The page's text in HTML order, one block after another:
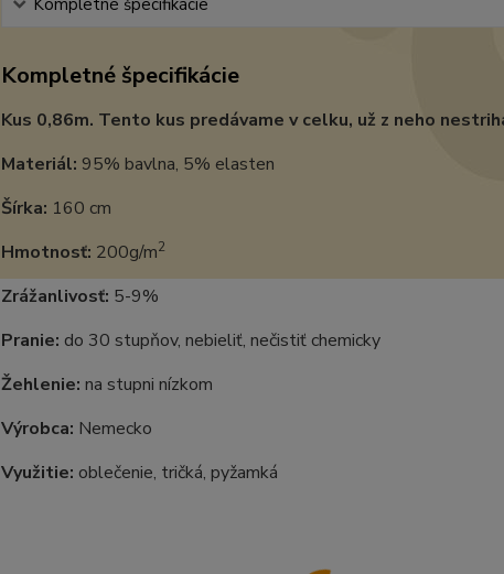
Kompletné špecifikácie
Kompletné špecifikácie
Kus 0,86m. Tento kus predávame v celku, už z neho
Materiál: 95% bavlna, 5% elasten
Šírka: 160 cm
Hmotnosť: 200g/m2
Zrážanlivosť: 5-9%
Pranie: do 30 stupňov, nebieliť, nečistiť chemicky
Žehlenie: na stupni nízkom
Výrobca: Nemecko
Využitie: oblečenie, tričká, pyžamká